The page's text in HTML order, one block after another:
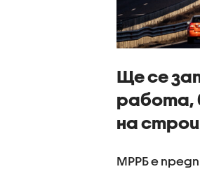
Ще се
работа,
на
МРРБ е